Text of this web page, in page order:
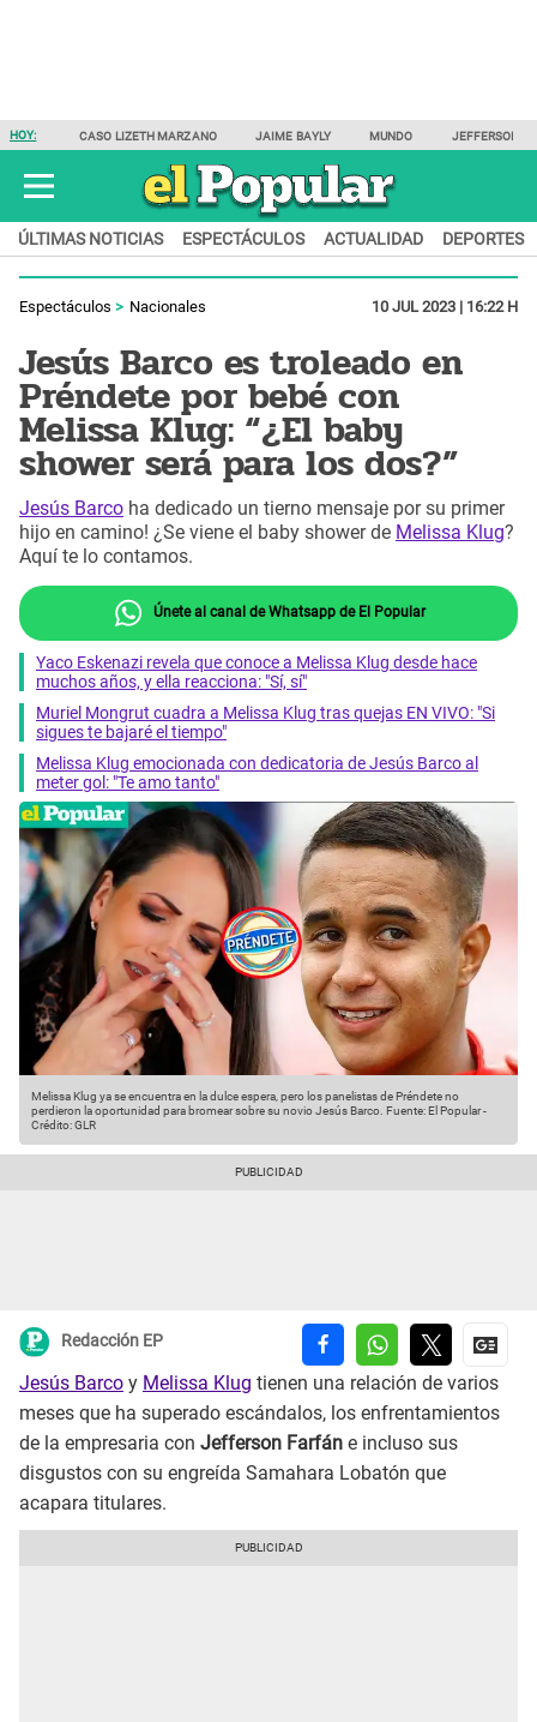
HOY: CASO LIZETH MARZANO JAIME BAYLY MUNDO JEFFERSON
ÚLTIMAS NOTICIAS ESPECTÁCULOS ACTUALIDAD DEPORTES
Espectáculos Nacionales 10 JUL 2023 | 16:22 H
Jesús Barco es troleado en
Préndete por bebé con
Melissa Klug: “¿El baby
shower será para los dos?”
Jesús Barco ha dedicado un tierno mensaje por su primer
hijo en camino! ¿Se viene el baby shower de Melissa Klug?
Aquí te lo contamos.
Únete al canal de Whatsapp de El Popular
Yaco Eskenazi revela que conoce a Melissa Klug desde hace
muchos años, y ella reacciona: "Sí, sí"
Muriel Mongrut cuadra a Melissa Klug tras quejas EN VIVO: "Si
sigues te bajaré el tiempo"
Melissa Klug emocionada con dedicatoria de Jesús Barco al
meter gol: "Te amo tanto"
Melissa Klug ya se encuentra en la dulce espera, pero los panelistas de Préndete no
perdieron la oportunidad para bromear sobre su novio Jesús Barco. Fuente: El Popular-
Crédito: GLR
Redacción EP
Jesús Barco y Melissa Klug tienen una relación de varios
meses que ha superado escándalos, los enfrentamientos
de la empresaria con Jefferson Farfán e incluso sus
disgustos con su engreída Samahara Lobatón que
acapara titulares.